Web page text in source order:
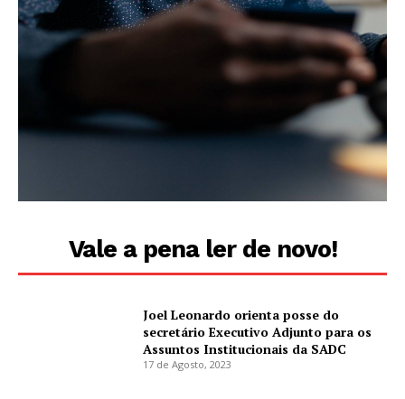
Vale a pena ler de novo!
Joel Leonardo orienta posse do
secretário Executivo Adjunto para os
Assuntos Institucionais da SADC
17 de Agosto, 2023